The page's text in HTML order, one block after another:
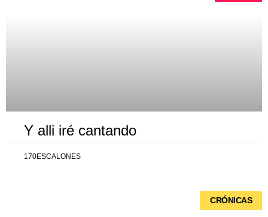
Y alli iré cantando
170ESCALONES
CRÓNICAS